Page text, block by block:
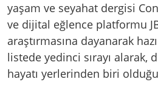
yaşam ve seyahat dergisi
ve dijital eğlence platformu
araştırmasına dayanarak
listede yedinci sırayı alarak,
hayatı yerlerinden biri